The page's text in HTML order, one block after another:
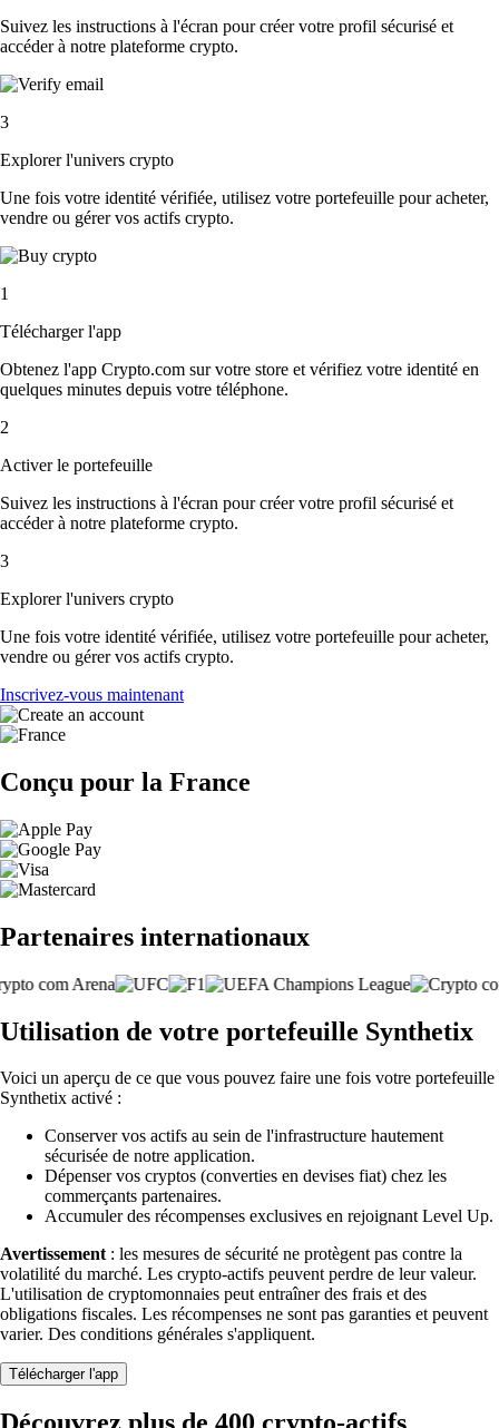
Suivez les instructions à l'écran pour créer votre profil sécurisé et
accéder à notre plateforme crypto.
3
Explorer l'univers crypto
Une fois votre identité vérifiée, utilisez votre portefeuille pour acheter,
vendre ou gérer vos actifs crypto.
1
Télécharger l'app
Obtenez l'app Crypto.com sur votre store et vérifiez votre identité en
quelques minutes depuis votre téléphone.
2
Activer le portefeuille
Suivez les instructions à l'écran pour créer votre profil sécurisé et
accéder à notre plateforme crypto.
3
Explorer l'univers crypto
Une fois votre identité vérifiée, utilisez votre portefeuille pour acheter,
vendre ou gérer vos actifs crypto.
Inscrivez-vous maintenant
Conçu pour la France
Partenaires internationaux
Utilisation de votre portefeuille Synthetix
Voici un aperçu de ce que vous pouvez faire une fois votre portefeuille
Synthetix activé :
Conserver vos actifs au sein de l'infrastructure hautement
sécurisée de notre application.
Dépenser vos cryptos (converties en devises fiat) chez les
commerçants partenaires.
Accumuler des récompenses exclusives en rejoignant Level Up.
Avertissement : les mesures de sécurité ne protègent pas contre la
volatilité du marché. Les crypto-actifs peuvent perdre de leur valeur.
L'utilisation de cryptomonnaies peut entraîner des frais et des
obligations fiscales. Les récompenses ne sont pas garanties et peuvent
varier. Des conditions générales s'appliquent.
Télécharger l'app